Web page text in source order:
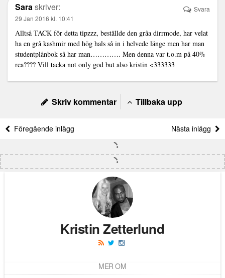
Saraskriver:
29 Jan 2016 kl. 10:41
Alltså TACK för detta tipzzz, beställde den gråa dirrmode, har velat
ha en grå kashmir med hög hals så in i helvede länge men har man
studentplånbok så har man…………. Men denna var t.o.m på 40%
rea???? Vill tacka not only god but also kristin <333333
Svara
Skriv kommentar Tillbaka upp
Föregående inlägg Nästa inlägg
Kristin Zetterlund
MER OM